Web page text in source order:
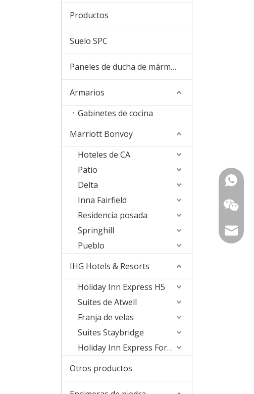
Productos
Suelo SPC
Paneles de ducha de mármol de cultura
Armarios
Gabinetes de cocina
Marriott Bonvoy
Hoteles de CA
Patio
Delta
Inna Fairfield
Residencia posada
Springhill
Pueblo
IHG Hotels & Resorts
Holiday Inn Express H5
Suites de Atwell
Franja de velas
Suites Staybridge
Holiday Inn Express Formula Blue2.0
Otros productos
+ 86-